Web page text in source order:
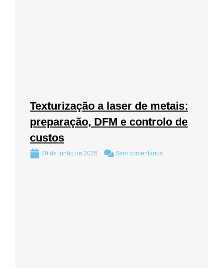
Texturização a laser de metais:
preparação, DFM e controlo de
custos
29 de junho de 2026 Sem comentários